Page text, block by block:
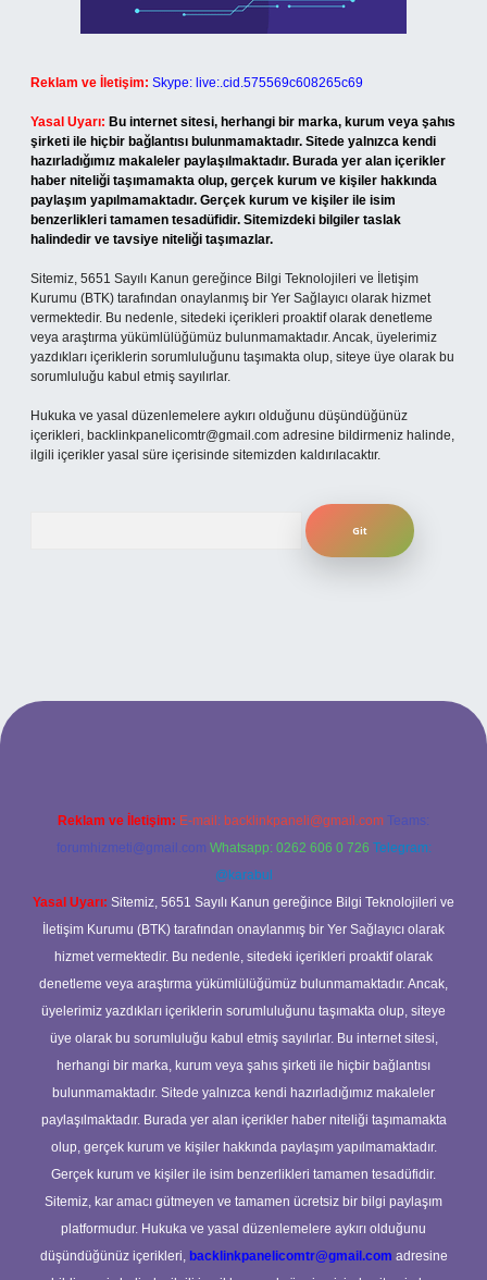
Reklam ve İletişim: Skype: live:.cid.575569c608265c69
Yasal Uyarı: Bu internet sitesi, herhangi bir marka, kurum veya şahıs
şirketi ile hiçbir bağlantısı bulunmamaktadır. Sitede yalnızca kendi
hazırladığımız makaleler paylaşılmaktadır. Burada yer alan içerikler
haber niteliği taşımamakta olup, gerçek kurum ve kişiler hakkında
paylaşım yapılmamaktadır. Gerçek kurum ve kişiler ile isim
benzerlikleri tamamen tesadüfidir. Sitemizdeki bilgiler taslak
halindedir ve tavsiye niteliği taşımazlar.
Sitemiz, 5651 Sayılı Kanun gereğince Bilgi Teknolojileri ve İletişim
Kurumu (BTK) tarafından onaylanmış bir Yer Sağlayıcı olarak hizmet
vermektedir. Bu nedenle, sitedeki içerikleri proaktif olarak denetleme
veya araştırma yükümlülüğümüz bulunmamaktadır. Ancak, üyelerimiz
yazdıkları içeriklerin sorumluluğunu taşımakta olup, siteye üye olarak bu
sorumluluğu kabul etmiş sayılırlar.
Hukuka ve yasal düzenlemelere aykırı olduğunu düşündüğünüz
içerikleri, backlinkpanelicomtr@gmail.com adresine bildirmeniz halinde,
ilgili içerikler yasal süre içerisinde sitemizden kaldırılacaktır.
Reklam ve İletişim: E-mail: backlinkpaneli@gmail.com Teams:
forumhizmeti@gmail.com Whatsapp: 0262 606 0 726 Telegram:
@karabul
Yasal Uyarı: Sitemiz, 5651 Sayılı Kanun gereğince Bilgi Teknolojileri ve
İletişim Kurumu (BTK) tarafından onaylanmış bir Yer Sağlayıcı olarak
hizmet vermektedir. Bu nedenle, sitedeki içerikleri proaktif olarak
denetleme veya araştırma yükümlülüğümüz bulunmamaktadır. Ancak,
üyelerimiz yazdıkları içeriklerin sorumluluğunu taşımakta olup, siteye
üye olarak bu sorumluluğu kabul etmiş sayılırlar. Bu internet sitesi,
herhangi bir marka, kurum veya şahıs şirketi ile hiçbir bağlantısı
bulunmamaktadır. Sitede yalnızca kendi hazırladığımız makaleler
paylaşılmaktadır. Burada yer alan içerikler haber niteliği taşımamakta
olup, gerçek kurum ve kişiler hakkında paylaşım yapılmamaktadır.
Gerçek kurum ve kişiler ile isim benzerlikleri tamamen tesadüfidir.
Sitemiz, kar amacı gütmeyen ve tamamen ücretsiz bir bilgi paylaşım
platformudur. Hukuka ve yasal düzenlemelere aykırı olduğunu
düşündüğünüz içerikleri, backlinkpanelicomtr@gmail.com adresine